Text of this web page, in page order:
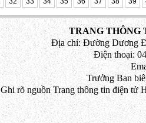
TRANG THÔNG
Địa chỉ: Đường Dương
Điện thoại:
Trưởng Ban
Ghi rõ nguồn Trang thông tin điện tử